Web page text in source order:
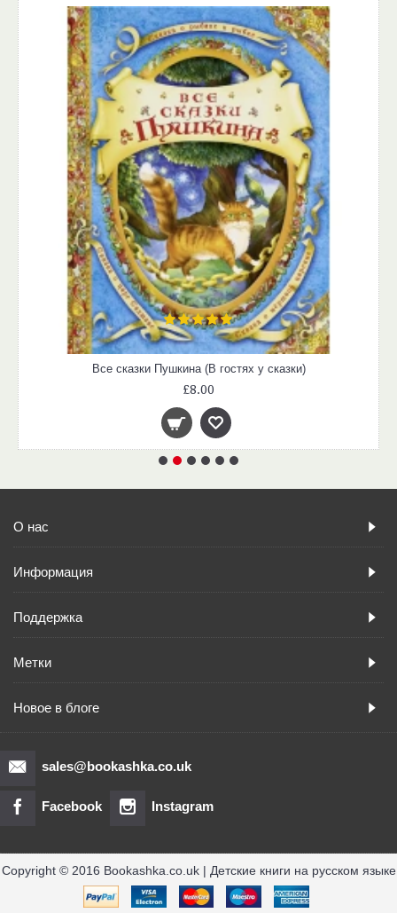
Все сказки Пушкина (В гостях у сказки)
£8.00
О нас
Информация
Поддержка
Метки
Новое в блоге
sales@bookashka.co.uk
Facebook Instagram
Copyright © 2016 Bookashka.co.uk | Детские книги на русском языке